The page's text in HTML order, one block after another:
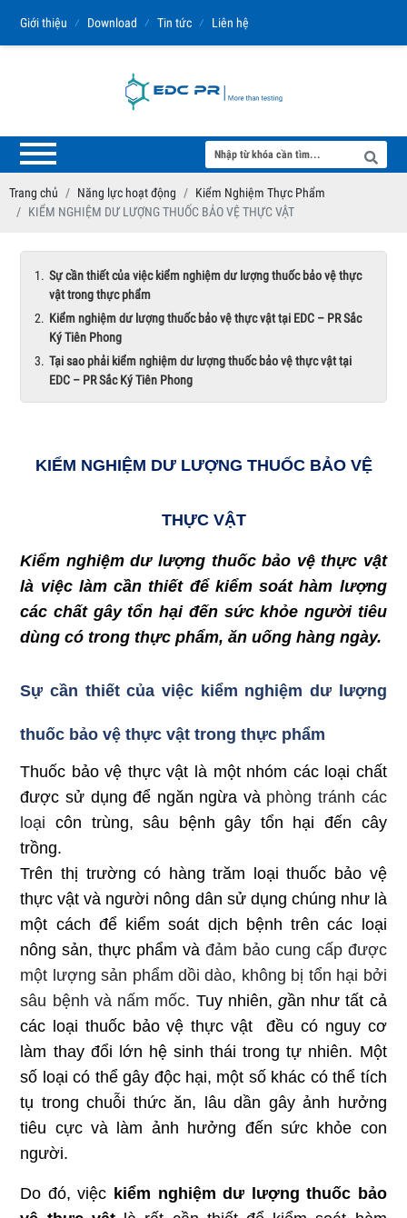
Giới thiệu ⁄ Download ⁄ Tin tức ⁄ Liên hệ
Trang chủ Năng lực hoạt động
Kiểm Nghiệm Thực Phẩm
KIỂM NGHIỆM DƯ LƯỢNG THUỐC BẢO VỆ THỰC VẬT
Sự cần thiết của việc kiểm nghiệm dư lượng thuốc bảo vệ thực
vật trong thực phẩm
Kiểm nghiệm dư lượng thuốc bảo vệ thực vật tại EDC – PR Sắc
Ký Tiên Phong
Tại sao phải kiểm nghiệm dư lượng thuốc bảo vệ thực vật tại
EDC – PR Sắc Ký Tiên Phong
KIỂM NGHIỆM DƯ LƯỢNG THUỐC BẢO VỆ
THỰC VẬT
Kiểm nghiệmdư lượng thuốc bảo vệ thực vật
là việc làm cần thiết để kiểm soát hàm lượng
các chất gây tổn hại đến sức khỏe người tiêu
dùng có trong thực phẩm, ăn uống hàng ngày.
Sự cần thiết của việc kiểm nghiệm dư lượng
thuốc bảo vệ thực vật trong thực phẩm
Thuốc bảovệ thực vật là mộtnhóm cácloại chất
được sử dụng để ngăn ngừa và phòng tránh các
loại côn trùng, sâu bệnh gây tổn hại đến cây
trồng.
Trên thị trường có hàng trăm loại thuốc bảo vệ
thực vật và người nông dân sử dụng chúng như là
một cách để kiểm soát dịch bệnh trên các loại
nông sản, thực phẩm và đảm bảo cung cấp được
một lượng sản phẩm dồi dào, không bị tổn hại bởi
sâu bệnh và nấm mốc. Tuy nhiên, gần như tất cả
các loại thuốc bảovệ thực vật
đều có nguy cơ
làm thay đổi lớn hệ sinh thái trong tự nhiên. Một
số loại có thể gây độc hại, một số khác có thể tích
tụ trong chuỗi thức ăn, lâu dần gây ảnh hưởng
tiêu cực và làm ảnh hưởng đến sức khỏe con
người.
Do đó, việc kiểm nghiệmdư lượngthuốc bảo